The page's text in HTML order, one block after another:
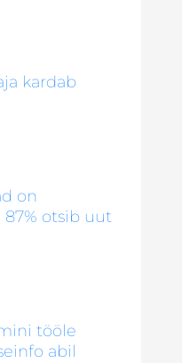
kardab
on
otsib uut
tööle
abil